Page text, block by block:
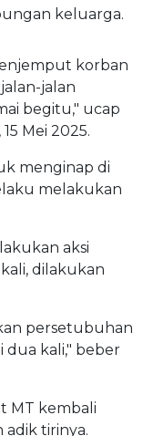
keluarga.
korban
jalan
begitu," ucap
Mei 2025.
menginap di
melakukan
aksi
dilakukan
persetubuhan
dua kali," beber
MT kembali
adik tirinya.